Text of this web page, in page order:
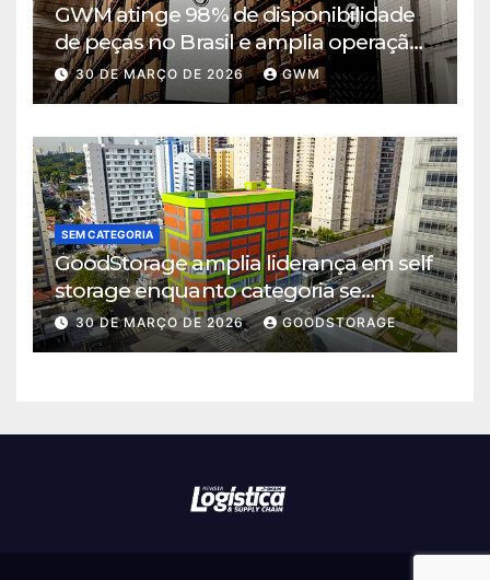
GWM atinge 98% de disponibilidade
de peças no Brasil e amplia operação
logística em Cajamar
30 DE MARÇO DE 2026 GWM
SEM CATEGORIA
GoodStorage amplia liderança em self
storage enquanto categoria se
consolida em São Paulo
30 DE MARÇO DE 2026 GOODSTORAGE